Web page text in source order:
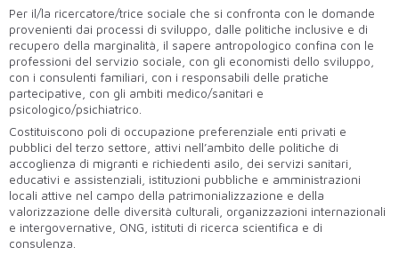
Per il/la ricercatore/trice sociale che si confronta con le domande
provenienti dai processi di sviluppo, dalle politiche inclusive e di
recupero della marginalità, il sapere antropologico confina con le
professioni del servizio sociale, con gli economisti dello sviluppo,
con i consulenti familiari, con i responsabili delle pratiche
partecipative, con gli ambiti medico/sanitari e
psicologico/psichiatrico.
Costituiscono poli di occupazione preferenziale enti privati e
pubblici del terzo settore, attivi nell’ambito delle politiche di
accoglienza di migranti e richiedenti asilo, dei servizi sanitari,
educativi e assistenziali, istituzioni pubbliche e amministrazioni
locali attive nel campo della patrimonializzazione e della
valorizzazione delle diversità culturali, organizzazioni internazionali
e intergovernative, ONG, istituti di ricerca scientifica e di
consulenza.